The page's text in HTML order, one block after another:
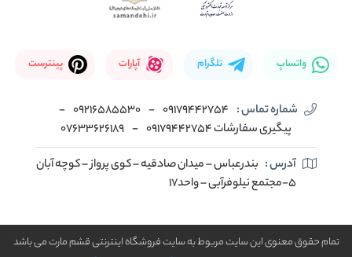
واتساپ تلگرام آپارات پینترست
شماره تماس : 09179442754
-
09216585530
-
پیگیری سفارشات 09179442754
-
07633626189
آدرس : بندرعباس – میدان صادقیه – کوی پرواز – کوچه آبان
5-مجتمع نیلوفرآبی – واحد17
تمام حقوق معنوی این سایت مربوط به سایت فروشگاه اینترنتی قشم مارت می باشد